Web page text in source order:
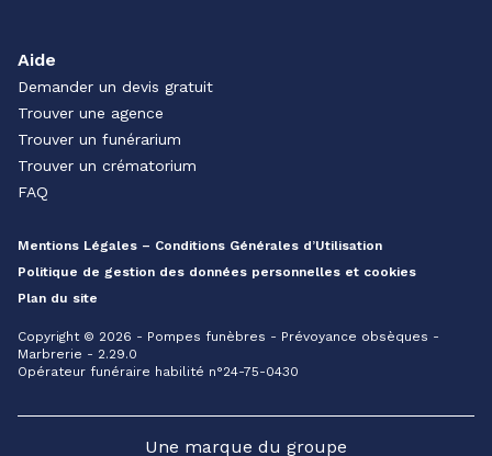
Aide
Demander un devis gratuit
Trouver une agence
Trouver un funérarium
Trouver un crématorium
FAQ
Mentions Légales – Conditions Générales d’Utilisation
Politique de gestion des données personnelles et cookies
Plan du site
Copyright © 2026 - Pompes funèbres - Prévoyance obsèques -
Marbrerie - 2.29.0
Opérateur funéraire habilité n°24-75-0430
Une marque du groupe